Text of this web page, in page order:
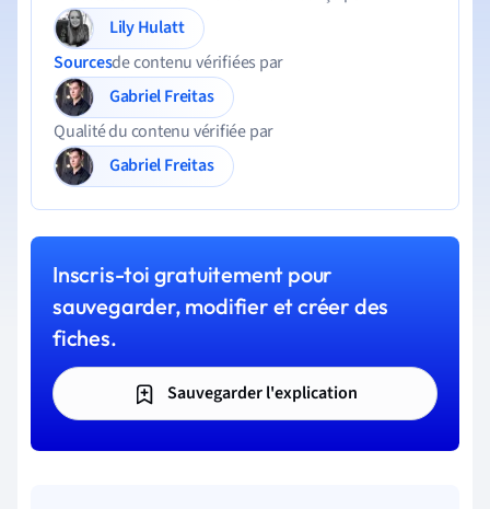
Lily Hulatt
Sourcesde contenu vérifiées par
Gabriel Freitas
Qualité du contenu vérifiée par
Gabriel Freitas
Inscris-toi gratuitement pour
sauvegarder, modifier et créer des
fiches.
Sauvegarder l'explication